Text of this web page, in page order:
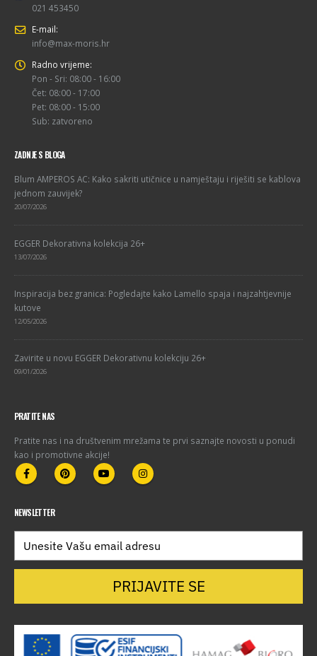
021 453450
E-mail:
info@max-moris.hr
Radno vrijeme:
Pon - Sri: 08:00 - 16:00
Čet: 08:00 - 17:00
Pet: 08:00 - 15:00
Sub: zatvoreno
ZADNJE S BLOGA
Blum AMPEROS AC: Kako sakriti utičnice u namještaju i riješiti se kablova
jednom zauvijek?
20/07/2026
EGGER Dekorativna kolekcija 26+
13/07/2026
Inspiracija bez granica: Pogledajte kako Lamello spaja i najzahtjevnije
kutove
12/05/2026
Zavirite u novu EGGER Dekorativnu kolekciju 26+
09/01/2026
PRATITE NAS
Pratite nas i na društvenim mrežama te prvi saznajte novosti u ponudi
kao i promotivne akcije!
NEWSLETTER
PRIJAVITE SE